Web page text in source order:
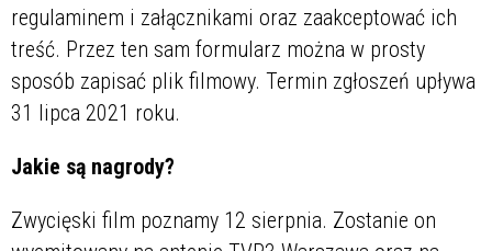
regulaminem i załącznikami oraz zaakceptować ich
treść. Przez ten sam formularz można w prosty
sposób zapisać plik filmowy. Termin zgłoszeń upływa
31 lipca 2021 roku.
Jakie są nagrody?
Zwycięski film poznamy 12 sierpnia. Zostanie on